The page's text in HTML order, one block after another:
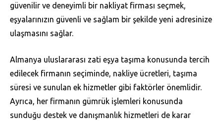
güvenilir ve deneyimli bir nakliyat firması seçmek,
eşyalarınızın güvenli ve sağlam bir şekilde yeni adresinize
ulaşmasını sağlar.
Almanya uluslararası zati eşya taşıma konusunda tercih
edilecek firmanın seçiminde, nakliye ücretleri, taşıma
süresi ve sunulan ek hizmetler gibi faktörler önemlidir.
Ayrıca, her firmanın gümrük işlemleri konusunda
sunduğu destek ve danışmanlık hizmetleri de karar